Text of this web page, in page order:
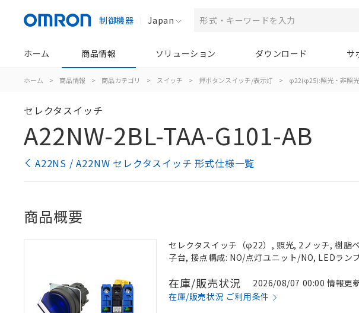
制御機器 Japan
ホーム 商品情報 ソリューション ダウンロード サ
ホーム > 商品情報 > 商品カテゴリ > スイッチ > 押ボタンスイッチ/表示灯 > φ22(φ25):照光・非照
セレクタスイッチ
A22NW-2BL-TAA-G101-AB
A22NS / A22NW セレクタスイッチ 形式仕様一覧
商品概要
セレクタスイッチ（φ22）, 照光, 2ノッチ, 樹脂
子台, 接点構成: NO/点灯ユニット/NO, LEDラン
在庫/販売状況
2026/08/07 00:00 情報更
在庫/販売状況 ご利用条件